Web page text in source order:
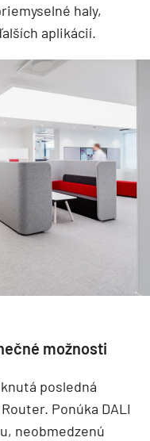
haly,
aplikácií.
možnosti
posledná
Ponúka DALI
neobmedzenú